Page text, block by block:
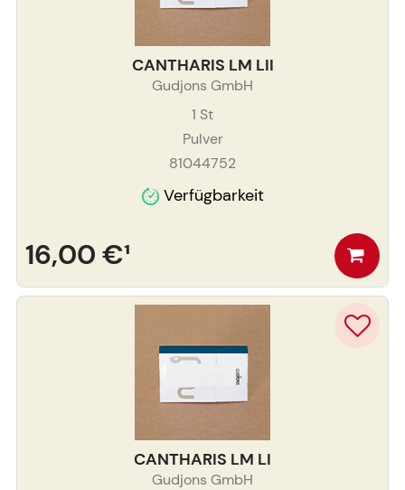
CANTHARIS LM LII
Gudjons GmbH
1 St
Pulver
81044752
Verfügbarkeit
16,00 €¹
CANTHARIS LM LI
Gudjons GmbH